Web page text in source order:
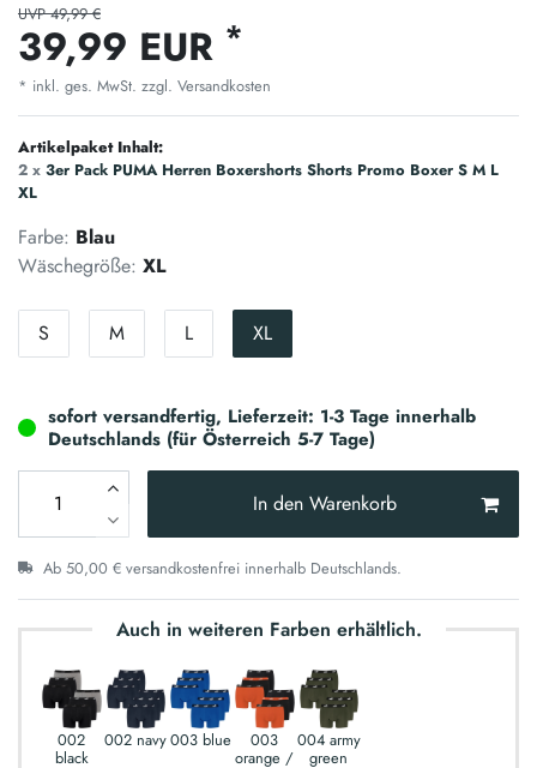
UVP 49,99 €
39,99 EUR *
* inkl. ges. MwSt. zzgl. Versandkosten
Artikelpaket Inhalt:
2 x 3er Pack PUMA Herren Boxershorts Shorts Promo Boxer S M L
XL
Farbe: Blau
Wäschegröße: XL
S M L XL
sofort versandfertig, Lieferzeit: 1-3 Tage innerhalb
Deutschlands (für Österreich 5-7 Tage)
In den Warenkorb
Ab 50,00 € versandkostenfrei innerhalb Deutschlands.
Auch in weiteren Farben erhältlich.
002
black
002 navy003 blue 003
orange /
004 army
green